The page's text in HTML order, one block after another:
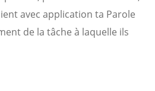
avec application ta Parole
de la tâche à laquelle ils